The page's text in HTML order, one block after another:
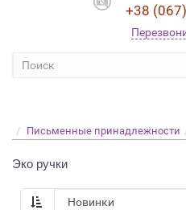
+38 (067)
Письменные принадлежности
Эко ручки